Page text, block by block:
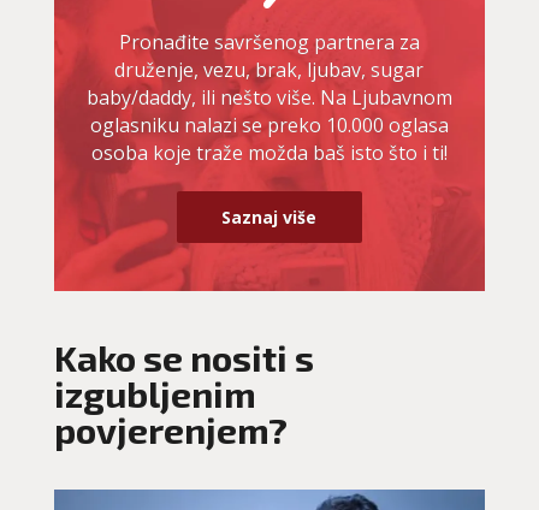
Pronađite savršenog partnera za
druženje, vezu, brak, ljubav, sugar
baby/daddy, ili nešto više. Na Ljubavnom
oglasniku nalazi se preko 10.000 oglasa
osoba koje traže možda baš isto što i ti!
Saznaj više
Kako se nositi s
izgubljenim
povjerenjem?